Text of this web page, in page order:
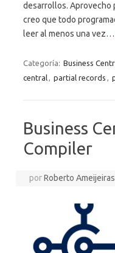
desarrollos. Aprovecho
creo que todo
leer al menos una vez…
Categoría: Business
central, partial records ,
Business
Compiler
porRoberto Ameijeiras